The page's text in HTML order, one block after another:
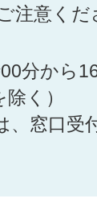
注意くだ
分から
く）
、窓口受